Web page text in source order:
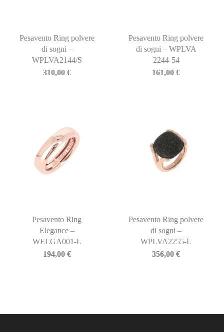
Pesavento Ring polvere
di sogni –
WPLVA2144/S
310,00 €
Pesavento Ring polvere
di sogni – WPLVA
2244-54
161,00€
Pesavento Ring
Elegance –
WELGA001-L
194,00 €
Pesavento Ring polvere
di sogni –
WPLVA2255-L
356,00€